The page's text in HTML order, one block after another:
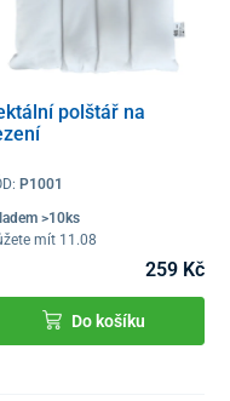
polštář na
P1001
>10ks
mít 11.08
259 Kč
Do košíku